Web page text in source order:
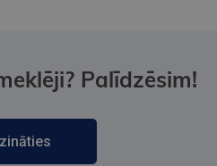
Palīdzēsim!